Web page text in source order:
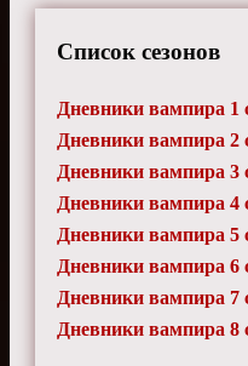
Карл - самый
Список сезонов
Дневники вампира 1
Дневники вампира 2
Дневники вампира 3
Дневники вампира 4
Дневники вампира 5
Дневники вампира 6
Дневники вампира 7
Дневники вампира 8